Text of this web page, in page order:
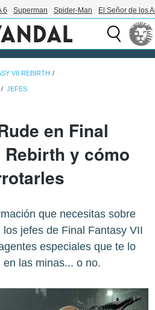
6 Superman Spider-Man El Señor de los
VII REBIRTH
JEFES
en Final
Rebirth y cómo
que necesitas sobre
jefes de Final Fantasy VII
especiales que te lo
las minas... o no.